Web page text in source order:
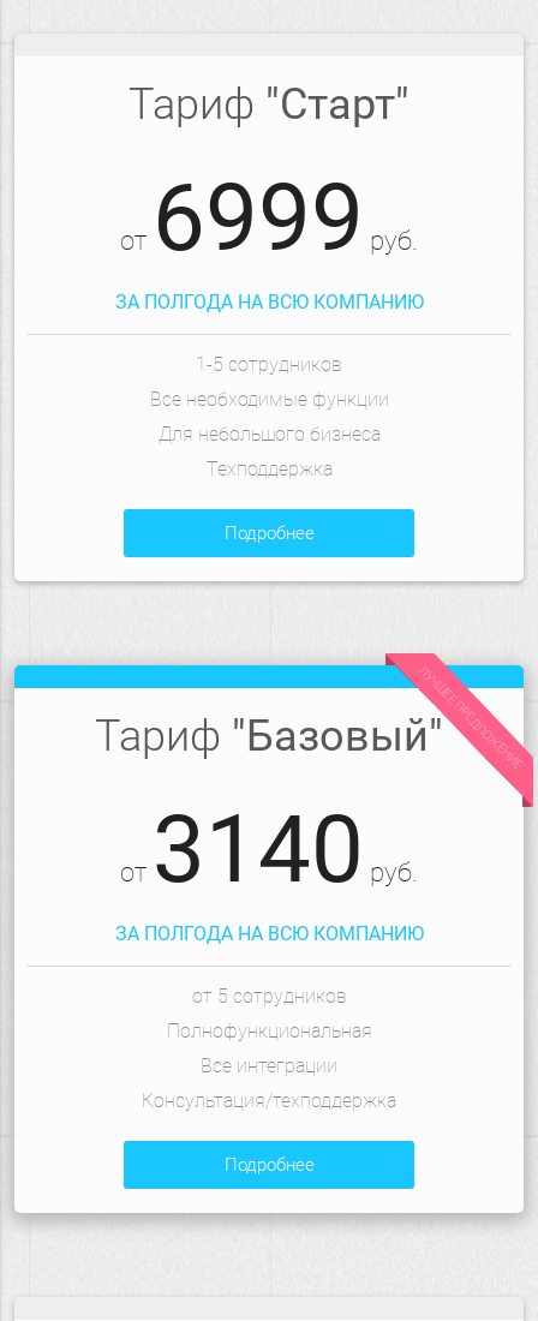
Тариф "Старт"
от 6999 руб.
ЗА ПОЛГОДА НА ВСЮ КОМПАНИЮ
1-5 сотрудников
Все необходимые функции
Для небольшого бизнеса
Техподдержка
подробнее
Тариф "Базовый"
от 3140 руб.
ЗА ПОЛГОДА НА ВСЮ КОМПАНИЮ
от 5 сотрудников
Полнофункциональная
Все интеграции
Консультация/техподдержка
подробнее
ЛУЧШЕЕ ПРЕДЛОЖЕНИЕ